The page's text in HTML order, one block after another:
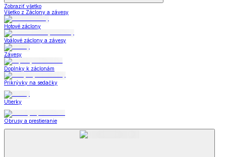
Zobraziť všetko
Všetko z Záclony a závesy
Hotové záclony
Voálové záclony a závesy
Závesy
Doplnky k záclonám
Prikrývky na sedačky
Utierky
Obrusy a prestieranie